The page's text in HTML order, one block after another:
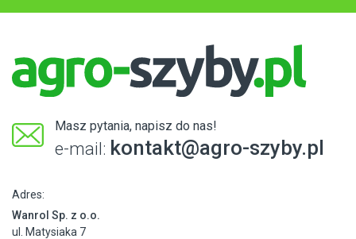
Masz pytania, napisz do nas!
e-mail: kontakt@agro-szyby.pl
Adres:
Wanrol Sp. z o.o.
ul. Matysiaka 7